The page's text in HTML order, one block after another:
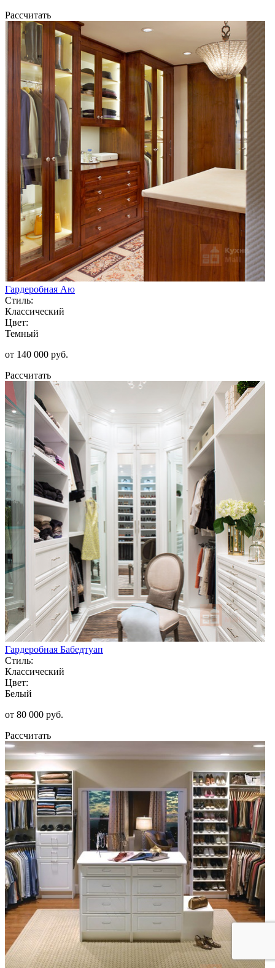
Рассчитать
Гардеробная Аю
Стиль:
Классический
Цвет:
Темный
от 140 000 руб.
Рассчитать
Гардеробная Бабедтуап
Стиль:
Классический
Цвет:
Белый
от 80 000 руб.
Рассчитать